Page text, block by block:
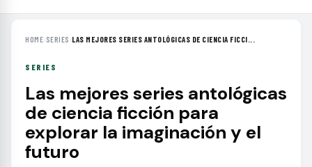
HOME› SERIES ›LAS MEJORES SERIES ANTOLÓGICAS DE CIENCIA FICCI...
SERIES
Las mejores series antológicas
de ciencia ficción para
explorar la imaginación y el
futuro